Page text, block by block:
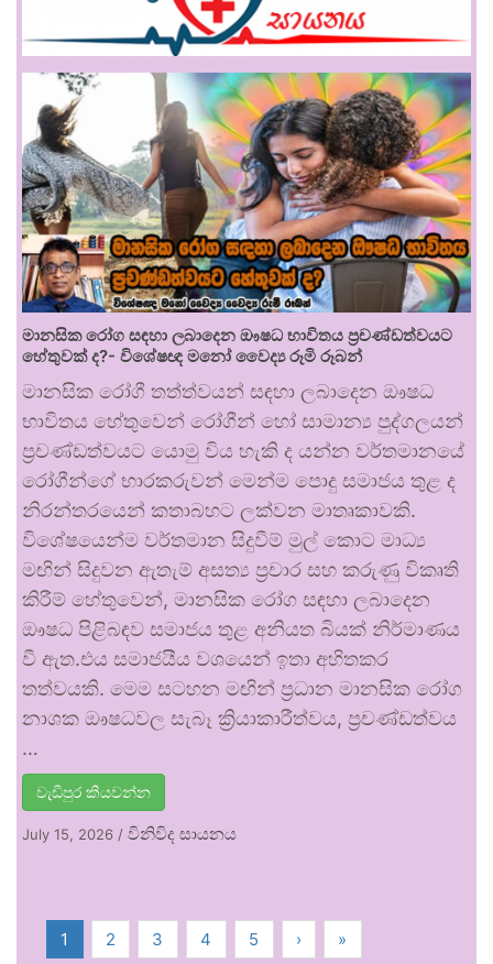
මානසික රෝග සඳහා ලබාදෙන ඖෂධ භාවිතය ප්‍රචණ්ඩත්වයට
හේතුවක් ද?- විශේෂඥ මනෝ වෛද්‍ය රූමි රූබන්
මානසික රෝගී තත්ත්වයන් සඳහා ලබාදෙන ඖෂධ
භාවිතය හේතුවෙන් රෝගීන් හෝ සාමාන්‍ය පුද්ගලයන්
ප්‍රචණ්ඩත්වයට යොමු විය හැකි ද යන්න වර්තමානයේ
රෝගීන්ගේ භාරකරුවන් මෙන්ම පොදු සමාජය තුළ ද
නිරන්තරයෙන් කතාබහට ලක්වන මාතෘකාවකි.
විශේෂයෙන්ම වර්තමාන සිදුවීම් මුල් කොට මාධ්‍ය
මඟින් සිදුවන ඇතැම් අසත්‍ය ප්‍රචාර සහ කරුණු විකෘති
කිරීම් හේතුවෙන්, මානසික රෝග සඳහා ලබාදෙන
ඖෂධ පිළිබඳව සමාජය තුළ අනියත බියක් නිර්මාණය
වී ඇත.එය සමාජයීය වශයෙන් ඉතා අහිතකර
තත්වයකි. මෙම සටහන මඟින් ප්‍රධාන මානසික රෝග
නාශක ඖෂධවල සැබෑ ක්‍රියාකාරීත්වය, ප්‍රචණ්ඩත්වය
…
වැඩිපුර කියවන්න
July 15, 2026 / විනිවිද සායනය
1 2 3 4 5 › »